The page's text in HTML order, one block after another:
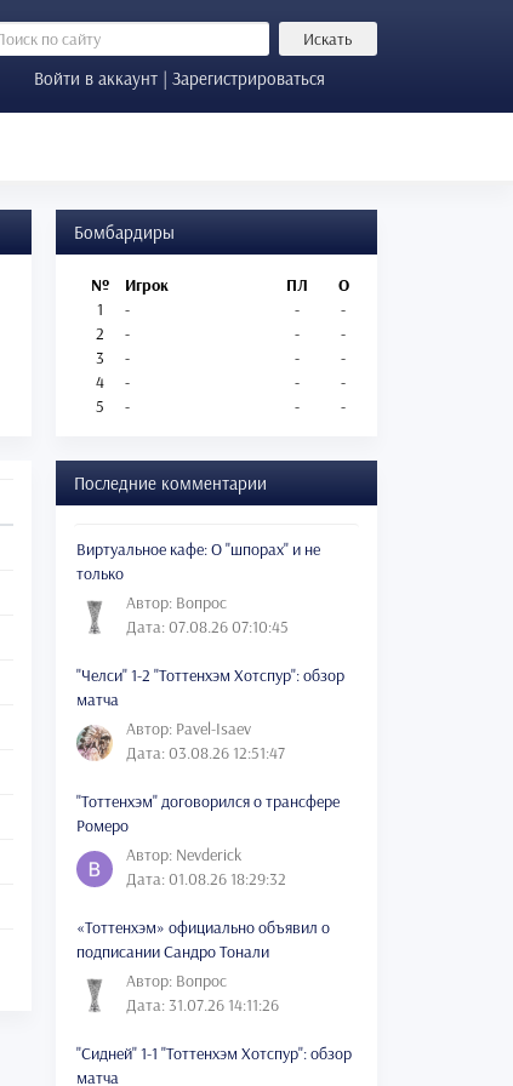
Искать
Войти в аккаунт | Зарегистрироваться
Бомбардиры
№ Игрок ПЛ
О
1
- -
-
2
- -
-
3
- -
-
4
- -
-
5
- - -
Последние комментарии
Виртуальное кафе: О "шпорах" и не
только
Автор: Вопрос
Дата: 07.08.26 07:10:45
"Челси" 1-2 "Тоттенхэм Хотспур": обзор
матча
Автор: Pavel-Isaev
Дата: 03.08.26 12:51:47
"Тоттенхэм" договорился о трансфере
Ромеро
Автор: Nevderick
Дата: 01.08.26 18:29:32
«Тоттенхэм» официально объявил о
подписании Сандро Тонали
Автор: Вопрос
Дата: 31.07.26 14:11:26
"Сидней" 1-1 "Тоттенхэм Хотспур": обзор
матча